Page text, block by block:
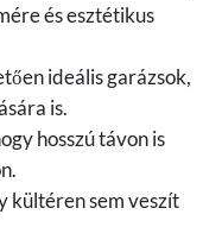
és esztétikus
ideális garázsok,
is.
hosszú távon is
kültéren sem veszít